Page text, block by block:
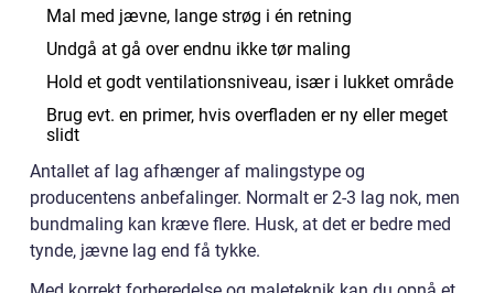
Mal med jævne, lange strøg i én retning
Undgå at gå over endnu ikke tør maling
Hold et godt ventilationsniveau, især i lukket område
Brug evt. en primer, hvis overfladen er ny eller meget
slidt
Antallet af lag afhænger af malingstype og
producentens anbefalinger. Normalt er 2-3 lag nok, men
bundmaling kan kræve flere. Husk, at det er bedre med
tynde, jævne lag end få tykke.